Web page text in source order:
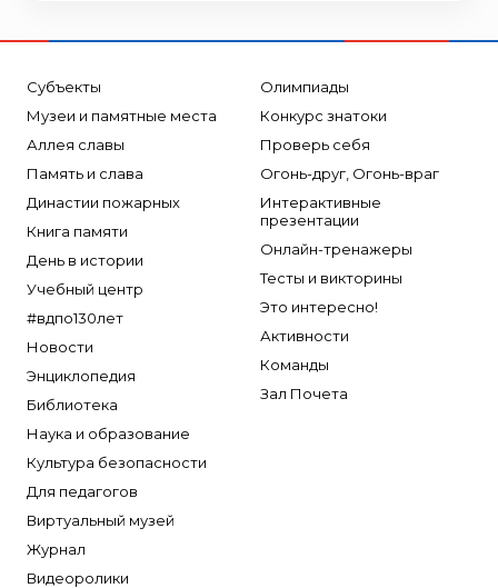
Субъекты
Музеи и памятные места
Аллея славы
Память и слава
Династии пожарных
Книга памяти
День в истории
Учебный центр
#вдпо130лет
Новости
Энциклопедия
Библиотека
Наука и образование
Культура безопасности
Для педагогов
Виртуальный музей
Журнал
Видеоролики
Олимпиады
Конкурс знатоки
Проверь себя
Огонь-друг, Огонь-враг
Интерактивные
презентации
Онлайн-тренажеры
Тесты и викторины
Это интересно!
Активности
Команды
Зал Почета